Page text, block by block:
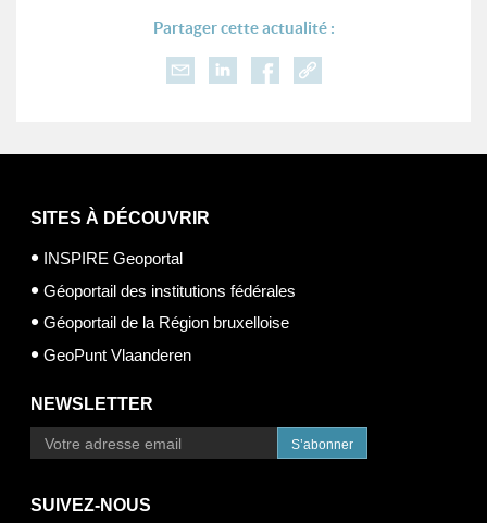
Partager cette actualité :
SITES À DÉCOUVRIR
INSPIRE Geoportal
Géoportail des institutions fédérales
Géoportail de la Région bruxelloise
GeoPunt Vlaanderen
NEWSLETTER
S’abonner
SUIVEZ-NOUS